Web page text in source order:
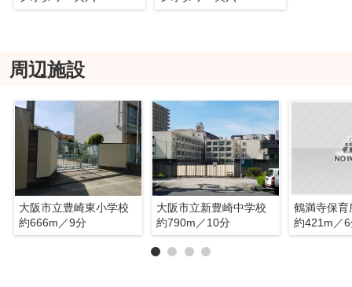
周辺施設
大阪市立豊崎東小学校
約666m／9分
大阪市立新豊崎中学校
約790m／10分
鶴満寺保育
約421m／